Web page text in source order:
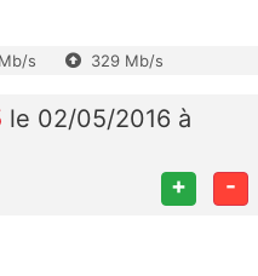
s 329 Mb/s
le 02/05/2016 à
+ -